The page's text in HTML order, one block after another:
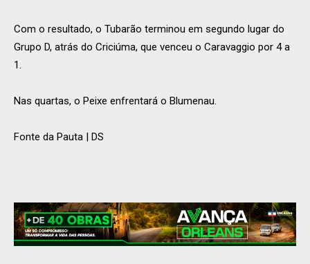
Com o resultado, o Tubarão terminou em segundo lugar do
Grupo D, atrás do Criciúma, que venceu o Caravaggio por 4 a
1.
Nas quartas, o Peixe enfrentará o Blumenau.
Fonte da Pauta | DS